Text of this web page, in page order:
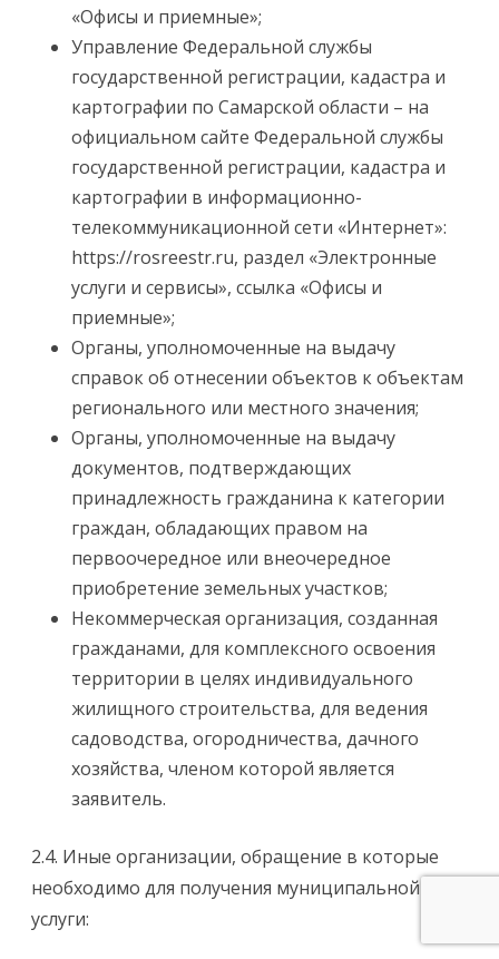
«Офисы и приемные»;
Управление Федеральной службы
государственной регистрации, кадастра и
картографии по Самарской области – на
официальном сайте Федеральной службы
государственной регистрации, кадастра и
картографии в информационно-
телекоммуникационной сети «Интернет»:
https://rosreestr.ru, раздел «Электронные
услуги и сервисы», ссылка «Офисы и
приемные»;
Органы, уполномоченные на выдачу
справок об отнесении объектов к объектам
регионального или местного значения;
Органы, уполномоченные на выдачу
документов, подтверждающих
принадлежность гражданина к категории
граждан, обладающих правом на
первоочередное или внеочередное
приобретение земельных участков;
Некоммерческая организация, созданная
гражданами, для комплексного освоения
территории в целях индивидуального
жилищного строительства, для ведения
садоводства, огородничества, дачного
хозяйства, членом которой является
заявитель.
2.4. Иные организации, обращение в которые
необходимо для получения муниципальной
услуги: